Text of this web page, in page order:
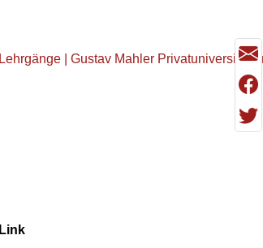
Lehrgänge | Gustav Mahler Privatuniversität
Link